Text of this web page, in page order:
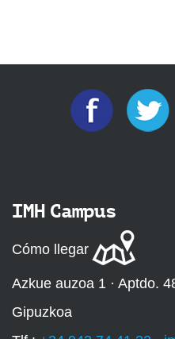
IMH Campus
Cómo llegar
Azkue auzoa 1 · Aptdo.
Gipuzkoa